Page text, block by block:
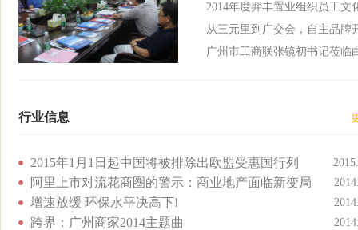
2014年度羿丰置业组织员工文
从三元里到广交会，自主品牌
广州市工商联张镜初书记莅临
行业信息
2015年1月1日起中国将被排除出欧盟受惠国行列
阿里上市对流花商圈的警示：商业地产面临新变局
增速放缓 环保水平决高下!
跨界：广州商家2014主题曲